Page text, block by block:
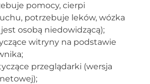
pomocy, cierpi
potrzebuje leków, wózka
osobą niedowidzącą);
witryny na podstawie
przeglądarki (wersja